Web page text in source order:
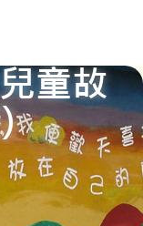
童故